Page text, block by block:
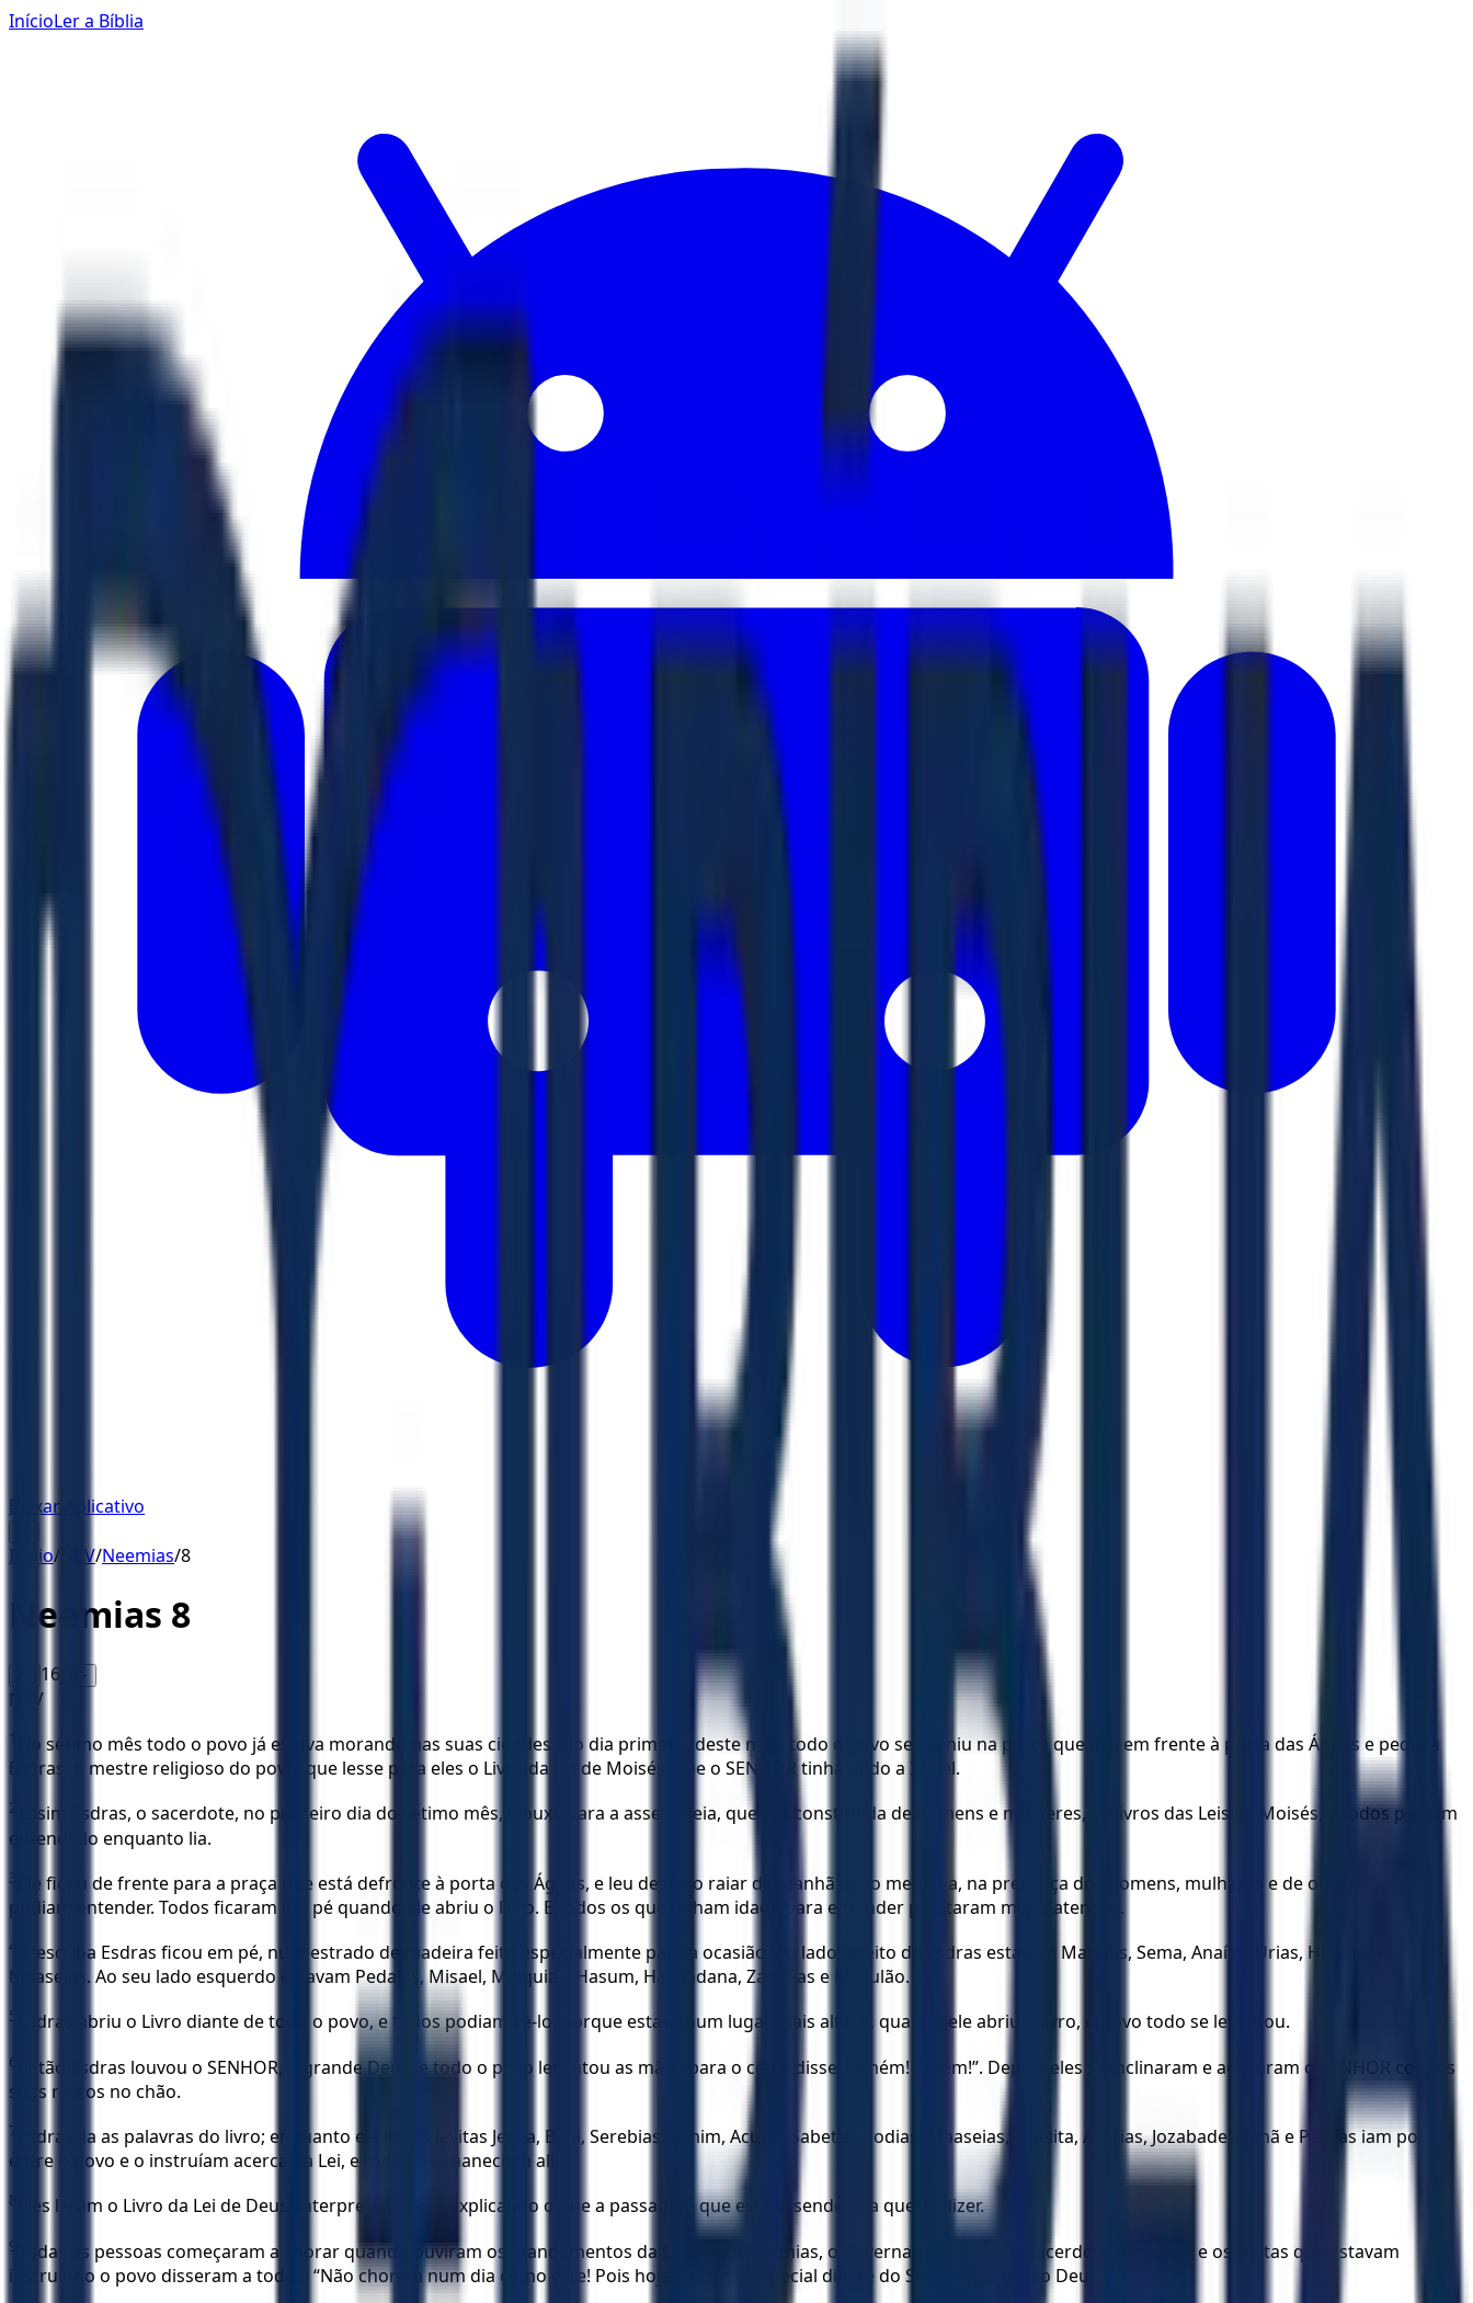
InícioLer a Bíblia
Baixar Aplicativo
Início/ NBV/Neemias/8
Neemias 8
16 A+
NBV
1
No sétimo mês todo o povo já estava morando nas suas cidades. No dia primeiro deste mês, todo o povo se reuniu na praça que fica em frente à porta das Águas e pediu a
Esdras, o mestre religioso do povo, que lesse para eles o Livro da Lei de Moisés, que o SENHOR tinha dado a Israel.
2
Assim Esdras, o sacerdote, no primeiro dia do sétimo mês, trouxe para a assembleia, que era constituída de homens e mulheres, os livros das Leis de Moisés, e todos podiam
entendê-lo enquanto lia.
3
Ele ficou de frente para a praça que está defronte à porta das Águas, e leu desde o raiar da manhã até o meio-dia, na presença dos homens, mulheres e de outros que
podiam entender. Todos ficaram em pé quando ele abriu o livro. E todos os que tinham idade para entender prestaram muita atenção.
4
O escriba Esdras ficou em pé, num estrado de madeira feito especialmente para a ocasião. Ao lado direito de Esdras estavam Matitias, Sema, Anaías, Urias, Hilquias e
Maaseias. Ao seu lado esquerdo estavam Pedaías, Misael, Malquias, Hasum, Hasbadana, Zacarias e Mesulão.
5 Esdras abriu o Livro diante de todo o povo, e todos podiam vê-lo, porque estava num lugar mais alto. E, quando ele abriu o livro, o povo todo se levantou.
6
Então Esdras louvou o SENHOR, o grande Deus, e todo o povo levantou as mãos para o céu e disse: “Amém! Amém!”. Depois eles se inclinaram e adoraram o SENHOR com os
seus rostos no chão.
7
Esdras lia as palavras do livro; enquanto ele lia, os levitas Jesua, Bani, Serebias, Jamim, Acube, Sabetai, Hodias, Maaseias, Quelita, Azarias, Jozabade, Hanã e Pelaías iam por
entre o povo e o instruíam acerca da Lei, e todos permaneciam ali.
8 Eles leram o Livro da Lei de Deus, interpretando-o e explicando o que a passagem que estava sendo lida queria dizer.
9
Todas as pessoas começaram a chorar quando ouviram os mandamentos da Lei. Então Neemias, o governador, Esdras, o sacerdote e escriba, e os levitas que estavam
instruindo o povo disseram a todos: “Não chorem num dia como este! Pois hoje é um dia especial diante do SENHOR, o nosso Deus”.